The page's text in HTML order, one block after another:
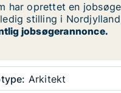
har oprettet en
stilling i
jobsøgerannonce.
Arkitekt